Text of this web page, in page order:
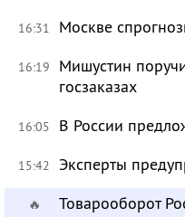
16:31 Москве
16:19
Мишустин
госзаказах
16:05 В России
15:42 Эксперты
🔥 Товарооборот